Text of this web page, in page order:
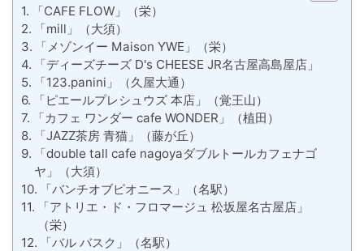
「CAFE FLOW」（栄）
「mill」（大須）
「メゾンイー Maison YWE」（栄）
「ディーズチーズ D's CHEESE JR名古屋高島屋店」
「123.panini」（久屋大通）
「ピエールプレシュウズ 本店」（覚王山）
「カフェ ワンダー cafe WONDER」（植田）
「JAZZ茶房 青猫」（藤が丘）
「double tall cafe nagoyaダブルトールカフェナゴ
ヤ」（大須）
「バンチオブピオニース」（名駅）
「アトリエ・ド・フロマージュ 松坂屋名古屋店」
（栄）
「バル バスク」（名駅）